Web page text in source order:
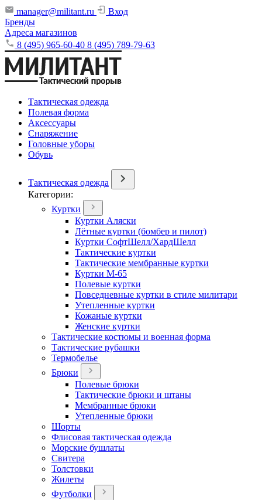
manager@militant.ru
Вход
Бренды
Адреса магазинов
8 (495) 965-60-40 8 (495) 789-79-63
Тактическая одежда
Полевая форма
Аксессуары
Снаряжение
Головные уборы
Обувь
Тактическая одежда
Категории:
Куртки
Куртки Аляски
Лётные куртки (бомбер и пилот)
Куртки СофтШелл/ХардШелл
Тактические куртки
Тактические мембранные куртки
Куртки М-65
Полевые куртки
Повседневные куртки в стиле милитари
Утепленные куртки
Кожаные куртки
Женские куртки
Тактические костюмы и военная форма
Тактические рубашки
Термобелье
Брюки
Полевые брюки
Тактические брюки и штаны
Мембранные брюки
Утепленные брюки
Шорты
Флисовая тактическая одежда
Морские бушлаты
Свитера
Толстовки
Жилеты
Футболки